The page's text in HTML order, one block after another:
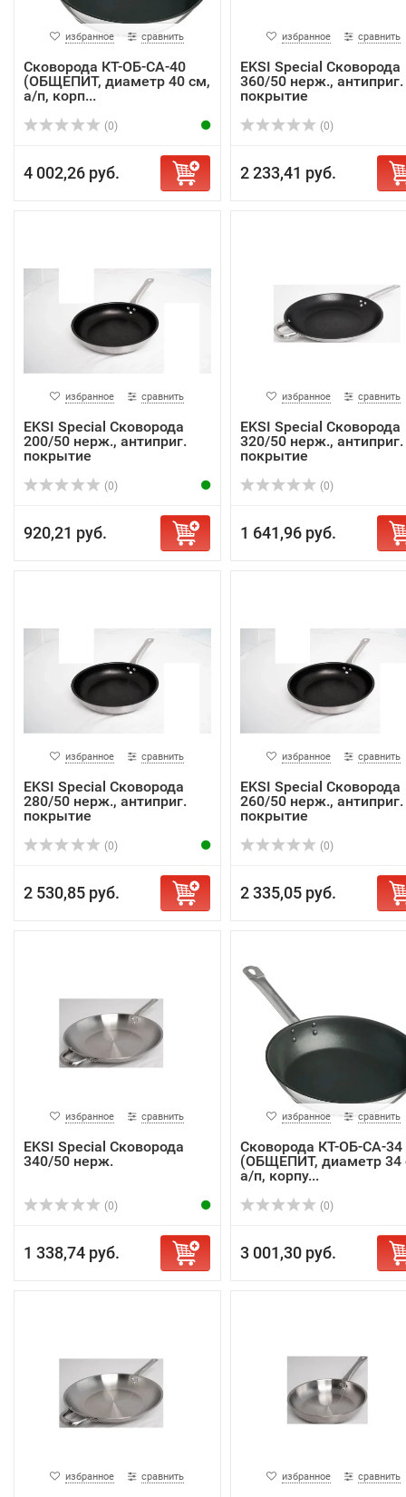
избранное сравнить
Сковорода КТ-ОБ-СА-40
(ОБЩЕПИТ, диаметр 40 см,
а/п, корп...
(0)
4 002,26 руб.
избранное сравнить
EKSI Special Сковорода
360/50 нерж., антиприг.
покрытие
(0)
2 233,41 руб.
избранное сравнить
EKSI Special Сковорода
200/50 нерж., антиприг.
покрытие
(0)
920,21 руб.
избранное сравнить
EKSI Special Сковорода
320/50 нерж., антиприг.
покрытие
(0)
1 641,96 руб.
избранное сравнить
EKSI Special Сковорода
280/50 нерж., антиприг.
покрытие
(0)
2 530,85 руб.
избранное сравнить
EKSI Special Сковорода
260/50 нерж., антиприг.
покрытие
(0)
2 335,05 руб.
избранное сравнить
EKSI Special Сковорода
340/50 нерж.
(0)
1 338,74 руб.
избранное сравнить
Сковорода КТ-ОБ-СА-34
(ОБЩЕПИТ, диаметр 34
а/п, корпу...
(0)
3 001,30 руб.
избранное сравнить избранное сравнить